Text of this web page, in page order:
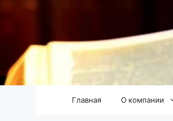
Главная О компании